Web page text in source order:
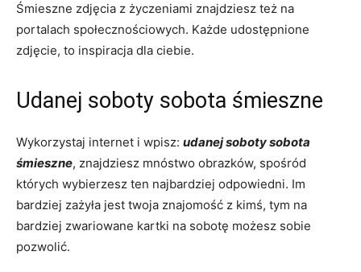
Śmieszne zdjęcia z życzeniami znajdziesz też na
portalach społecznościowych. Każde udostępnione
zdjęcie, to inspiracja dla ciebie.
Udanej soboty sobota śmieszne
Wykorzystaj internet i wpisz: udanej soboty sobota
śmieszne, znajdziesz mnóstwo obrazków, spośród
których wybierzesz ten najbardziej odpowiedni. Im
bardziej zażyła jest twoja znajomość z kimś, tym na
bardziej zwariowane kartki na sobotę możesz sobie
pozwolić.